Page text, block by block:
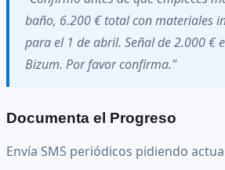
baño, 6.200 € total con materiales
para el 1 de abril. Señal de 2.000 €
Bizum. Por favor confirma."
Documenta el Progreso
Envía SMS periódicos pidiendo